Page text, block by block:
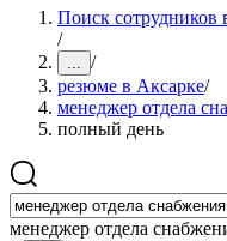
Поиск сотрудников
/
... /
резюме в Аксарке/
менеджер отдела
полный день
менеджер отдела